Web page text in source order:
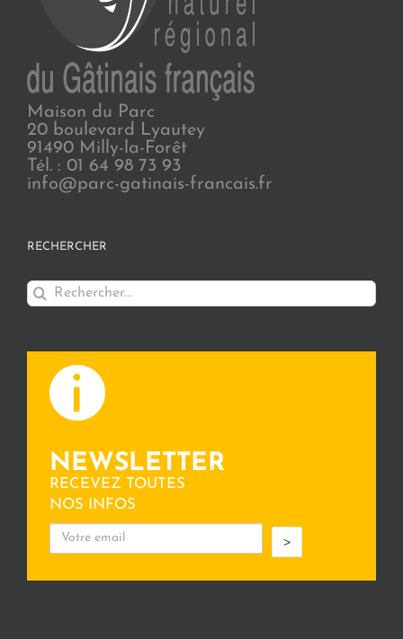
Maison du Parc
20 boulevard Lyautey
91490 Milly-la-Forêt
Tél. : 01 64 98 73 93
info@parc-gatinais-francais.fr
RECHERCHER
Rechercher:
NEWSLETTER
RECEVEZ TOUTES
NOS INFOS
>